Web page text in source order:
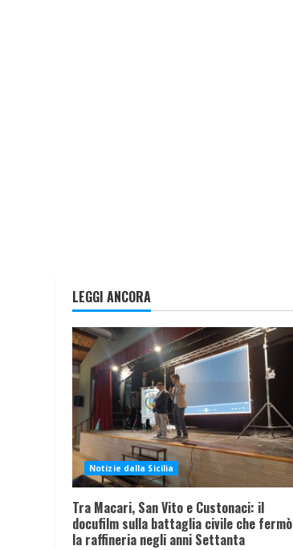
LEGGI ANCORA
Notizie dalla Sicilia
Tra Macari, San Vito e Custonaci: il
docufilm sulla battaglia civile che fermò
la raffineria negli anni Settanta